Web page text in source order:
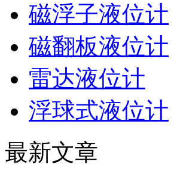
磁浮子液位计
磁翻板液位计
雷达液位计
浮球式液位计
最新文章